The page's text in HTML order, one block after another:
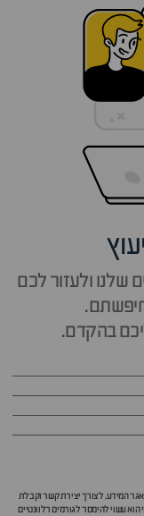
שלנו ולעזור לכם
בהקדם.
המידע, לצורך יצירת קשר וקבלת
הוא עשוי להימסר לגורמים רלוונטיים